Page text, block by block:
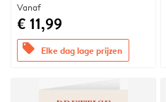
Vanaf
€ 11,99
offers Elke dag lage prijzen